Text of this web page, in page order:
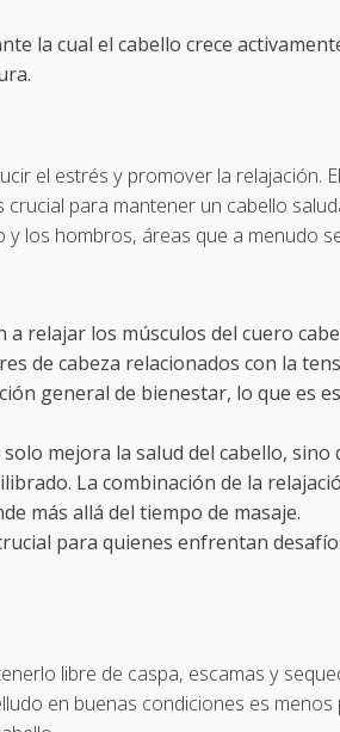
la cual el cabello crece
el estrés y promover la relajación.
para mantener un cabello
los hombros, áreas que a menudo
relajar los músculos del cuero
de cabeza relacionados con la
general de bienestar, lo que es
mejora la salud del cabello, sino
La combinación de la
más allá del tiempo de masaje.
para quienes enfrentan
libre de caspa, escamas y
en buenas condiciones es